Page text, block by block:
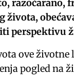
života,
perspektivu
ove životne
pogled na